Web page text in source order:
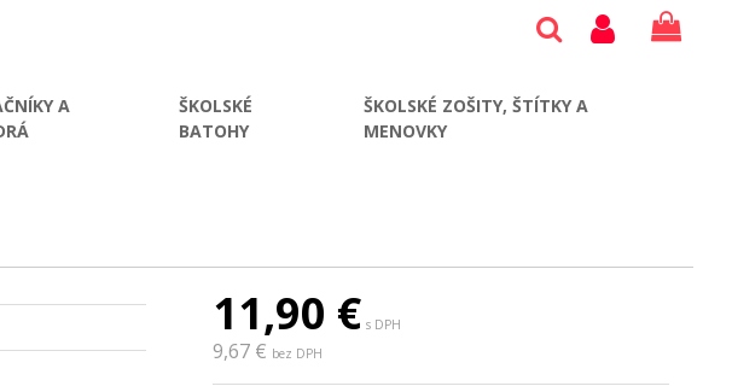
A
ŠKOLSKÉ
BATOHY
ŠKOLSKÉ ZOŠITY, ŠTÍTKY A
MENOVKY
11,90 € s DPH
9,67 € bez DPH